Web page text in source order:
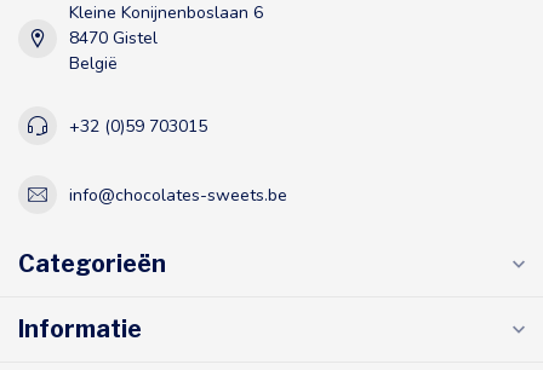
Kleine Konijnenboslaan 6
8470 Gistel
België
+32 (0)59 703015
info@chocolates-sweets.be
Categorieën
Informatie